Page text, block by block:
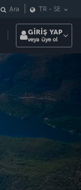
Ara TR - SE
GİRİŞ YAP
veya üye ol